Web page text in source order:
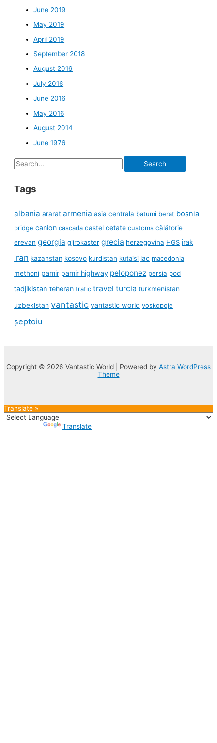
June 2019
May 2019
April 2019
September 2018
August 2016
July 2016
June 2016
May 2016
August 2014
June 1976
Search
Tags
albania ararat armenia asia centrala batumi berat bosnia
bridge canion cascada castel cetate customs călătorie
erevan georgia gjirokaster grecia herzegovina HGS irak
iran kazahstan kosovo kurdistan kutaisi lac macedonia
methoni pamir pamir highway peloponez persia pod
tadjikistan teheran trafic travel turcia turkmenistan
uzbekistan vantastic vantastic world voskopoje
șeptoiu
Copyright © 2026 Vantastic World | Powered by Astra WordPress
Theme
Translate »
Translate